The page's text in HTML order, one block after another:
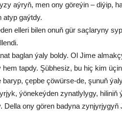
aý­ryň, men ony gö­re­ýin – di­ýip,
atyp gaýt­dy.
el­le­ri bi­len onuň gür saç­la­ry­ny
bag­lan ýa­ly bol­dy. Ol Ji­me
tap­dy. Şüb­he­siz, bu hiç kim
çep­be çö­wür­se-de, şu­nuň
ýö­ne­keý­den zy­nat­ly­ly­gy, hi­li­niň
Del­la ony gö­ren ba­dy­na